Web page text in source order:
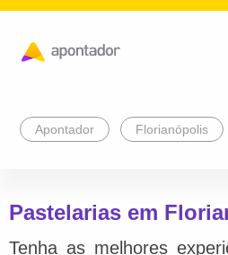
Apontador Florianópolis
Pastelarias em
Tenha as melhores